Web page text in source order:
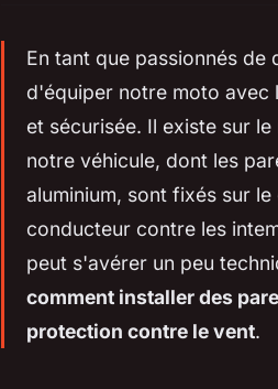
En tant que passionnés
d'équiper notre moto avec
et sécurisée. Il existe sur
notre véhicule, dont les
aluminium, sont fixés sur
conducteur contre les
peut s'avérer un peu
comment installer des
protection contre le vent.